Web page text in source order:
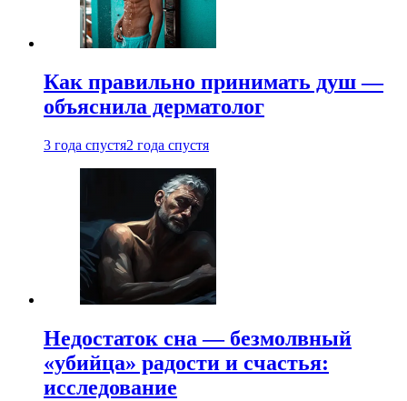
Как правильно принимать душ —
объяснила дерматолог
3 года спустя2 года спустя
Недостаток сна — безмолвный
«убийца» радости и счастья:
исследование